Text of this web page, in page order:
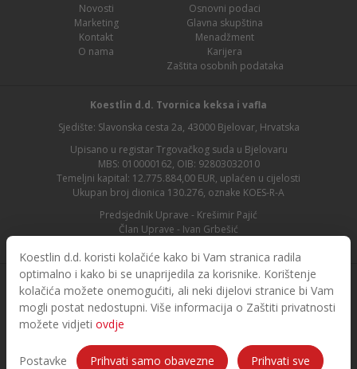
Koestlin d.d. koristi kolačiće kako bi Vam stranica radila
optimalno i kako bi se unaprijedila za korisnike. Korištenje
kolačića možete onemogućiti, ali neki dijelovi stranice bi Vam
mogli postat nedostupni. Više informacija o Zaštiti privatnosti
možete vidjeti ovdje
Postavke Prihvati samo obavezne Prihvati sve
Novosti
Marketing
Kontakt
O nama
Osnovni podaci
Glavna skupština
Menadžment
Karijera
Zaštita osobnih podataka
Koestlin d.d. Tvornica keksa i vafla
Sjedište: Slavonska cesta 2a, 43000 Bjelovar, Hrvatska
Upisano u registar Trgovačkog suda u Bjelovaru
MBS: 010000162, OIB: 92803032010
Temeljni kapital: 12.775.884,00 EUR, uplaćen u cijelosti
Ukupan broj dionica 130.276, oznake KOES-R-A
Predsjednik Uprave - Krešimir Pajić
Član Uprave - Ivan Grbešić
© 2026. Koestlin. Sva prava pridržana.
Designed and developed by